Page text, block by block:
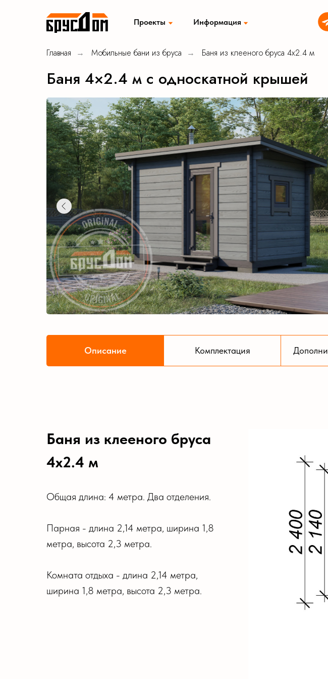
Информация
Проекты
Модульные дома Мобильные бани из бруса
Главная → Мобильные бани из бруса → Баня из клееного бруса 4х2.4 м
Баня 4×2.4 м с односкатной крышей
Описание Комплектация
Баня из клееного бруса
4х2.4 м
Общая длина: 4 метра. Два отделения.
Парная - длина 2,14 метра, ширина 1,8
метра, высота 2,3 метра.
Комната отдыха - длина 2,14 метра,
ширина 1,8 метра, высота 2,3 метра.